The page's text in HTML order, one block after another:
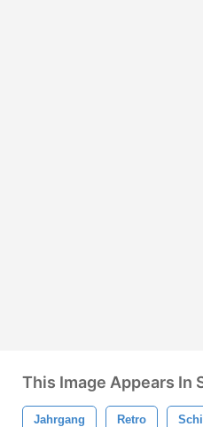
This Image Appears In
Jahrgang Retro